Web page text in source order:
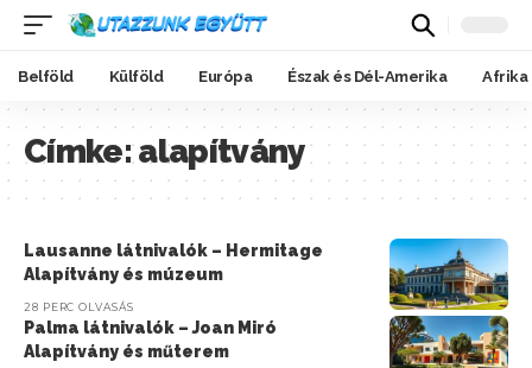
Belföld Külföld Európa Észak és Dél-Amerika Afrika
Címke:alapítvány
Lausanne látnivalók – Hermitage
Alapítvány és múzeum
28 PERC OLVASÁS
Palma látnivalók – Joan Miró
Alapítvány és műterem